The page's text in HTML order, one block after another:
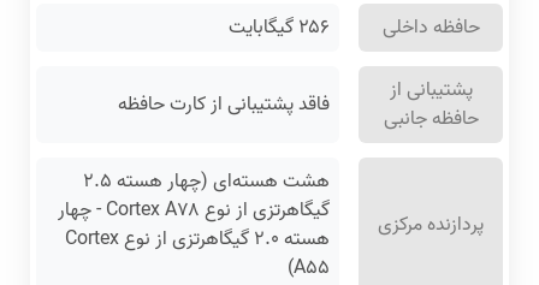
حافظه داخلی
۲۵۶ گیگابایت
پشتیبانی از
حافظه جانبی
فاقد پشتیبانی از کارت حافظه
پردازنده مرکزی
هشت هسته‌ای (چهار هسته ۲.۵
گیگاهرتزی از نوع Cortex A۷۸ - چهار
هسته ۲.۰ گیگاهرتزی از نوع Cortex
A۵۵)